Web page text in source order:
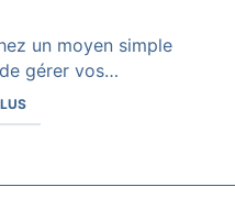
un moyen simple
gérer vos…